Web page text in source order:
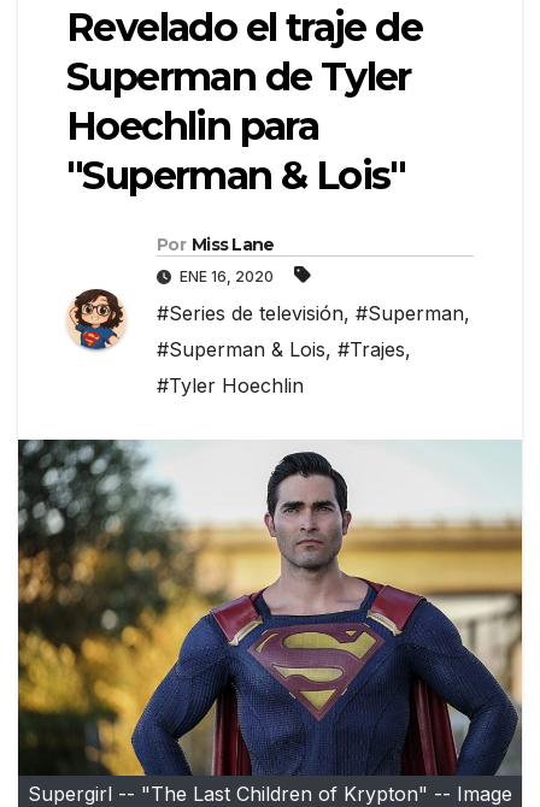
Revelado el traje de
Superman de Tyler
Hoechlin para
"Superman & Lois"
Por Miss Lane
ENE 16, 2020
#Series de televisión, #Superman,
#Superman & Lois, #Trajes,
#Tyler Hoechlin
Supergirl -- "The Last Children of Krypton" -- Image